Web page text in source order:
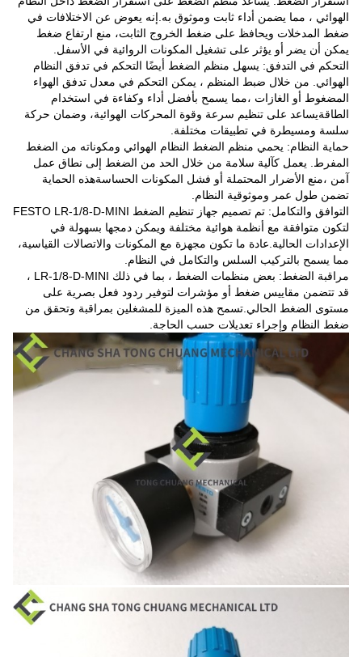
الهوائي ، مما يضمن أداء ثابت وموثوق به.إنه يعوض عن الاختلافات في
ضغط المدخلات ويحافظ على ضغط الخروج الثابت، منع ارتفاع ضغط
يمكن أن يضر أو يؤثر على تشغيل المكونات الروائية في الأسفل.
التحكم في التدفق: يسهل منظم الضغط أيضًا التحكم في تدفق النظام
الهوائي. من خلال ضبط المنظم ، يمكن التحكم في معدل تدفق الهواء
المضغوط أو الغازات ،مما يسمح بأفضل أداء وكفاءة في استخدام
الطاقةيساعد على تنظيم سرعة وقوة المحركات الهوائية، وضمان حركة
سلسة ومسيطرة في تطبيقات مختلفة.
حماية النظام: يحمي منظم الضغط النظام الهوائي ومكوناته من الضغط
المفرط. يعمل كآلية سلامة من خلال الحد من الضغط إلى نطاق عمل
آمن ،منع الأضرار المحتملة أو فشل المكونات الحساسةهذه الحماية
تضمن طول عمر وموثوقية النظام.
التوافق والتكامل: تم تصميم جهاز تنظيم الضغط FESTO LR-1/8-D-MINI
لتكون متوافقة مع أنظمة هوائية مختلفة ويمكن دمجها بسهولة في
الإعدادات الحالية.عادة ما تكون مجهزة مع المكونات والاتصالات القياسية،
مما يسمح بالتركيب السلس والتكامل في النظام.
مراقبة الضغط: بعض منظمات الضغط ، بما في ذلك LR-1/8-D-MINI ،
قد تتضمن مقاييس ضغط أو مؤشرات لتوفير ردود فعل بصرية على
مستوى الضغط الحالي.تسمح هذه الميزة للمشغلين بمراقبة وتحقق من
ضغط النظام وإجراء تعديلات حسب الحاجة.